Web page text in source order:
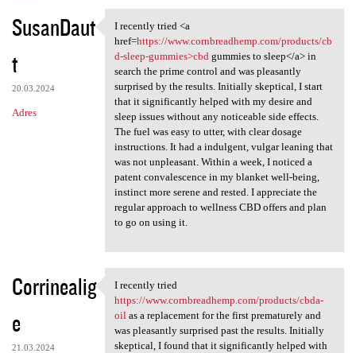
SusanDaut
t
20.03.2024
Adres
I recently tried <a href
I recently tried <a
href=https://www.cornbreadhemp.com/products/cb
d-sleep-gummies>cbdgummies to sleep</a> in
search the prime control and was pleasantly
surprised by the results. Initially skeptical, I start
that it significantly helped with my desire and
sleep issues without any noticeable side effects.
The fuel was easy to utter, with clear dosage
instructions. It had a indulgent, vulgar leaning that
was not unpleasant. Within a week, I noticed a
patent convalescence in my blanket well-being,
instinct more serene and rested. I appreciate the
regular approach to wellness CBD offers and plan
to go on using it.
Corrinealig
e
21.03.2024
I recently tried https://www
I recently tried
https://www.cornbreadhemp.com/products/cbda-
oil as a replacement for the first prematurely and
was pleasantly surprised past the results. Initially
skeptical, I found that it significantly helped with